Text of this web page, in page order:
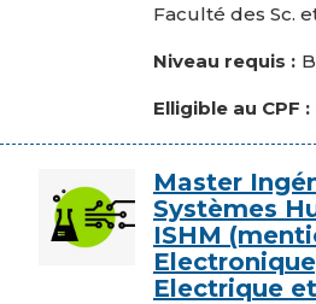
Composante
Faculté des Sc.
Niveau requis
Elligible au CPF
Master
Systèmes
ISHM
Electrique